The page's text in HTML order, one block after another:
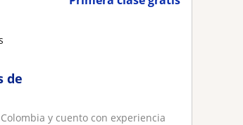
de
y cuento con experiencia